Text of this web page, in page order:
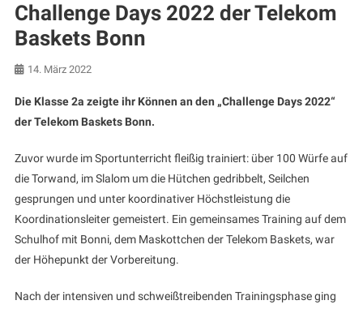
Challenge Days 2022 der Telekom
Baskets Bonn
14. März 2022
Die Klasse 2a zeigte ihr Können an den „Challenge Days 2022“
der Telekom Baskets Bonn.
Zuvor wurde im Sportunterricht fleißig trainiert: über 100 Würfe auf
die Torwand, im Slalom um die Hütchen gedribbelt, Seilchen
gesprungen und unter koordinativer Höchstleistung die
Koordinationsleiter gemeistert. Ein gemeinsames Training auf dem
Schulhof mit Bonni, dem Maskottchen der Telekom Baskets, war
der Höhepunkt der Vorbereitung.
Nach der intensiven und schweißtreibenden Trainingsphase ging